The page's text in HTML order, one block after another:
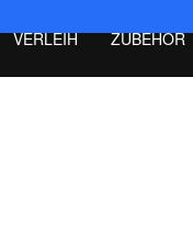
VERLEIH ZUBEHÖR